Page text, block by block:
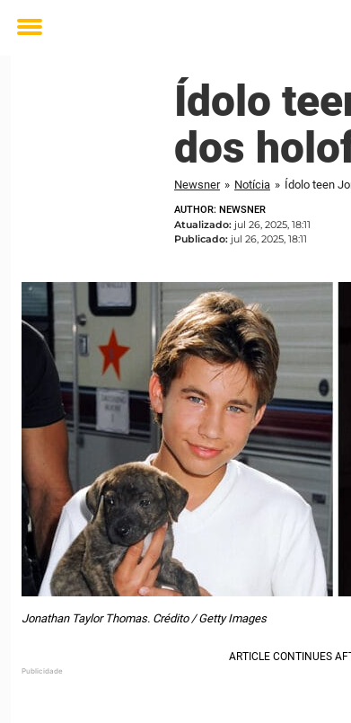
Toggle
Ídolo
dos
Newsner » Notícia » Ídolo teen
AUTHOR: NEWSNER
Atualizado: jul 26, 2025, 18:11
Publicado: jul 26, 2025, 18:11
Jonathan Taylor Thomas. Crédito / Getty Images